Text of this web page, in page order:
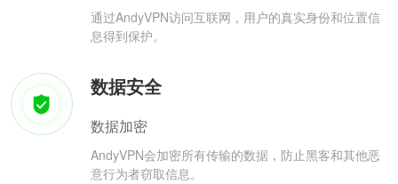
通过AndyVPN访问互联网，用户的真实身份和位置信
息得到保护。
数据安全
数据加密
AndyVPN会加密所有传输的数据，防止黑客和其他恶
意行为者窃取信息。